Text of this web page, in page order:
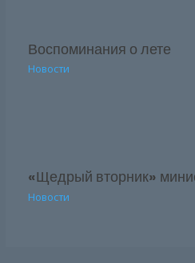
Воспоминания о лете
Новости
«Щедрый вторник»
Новости